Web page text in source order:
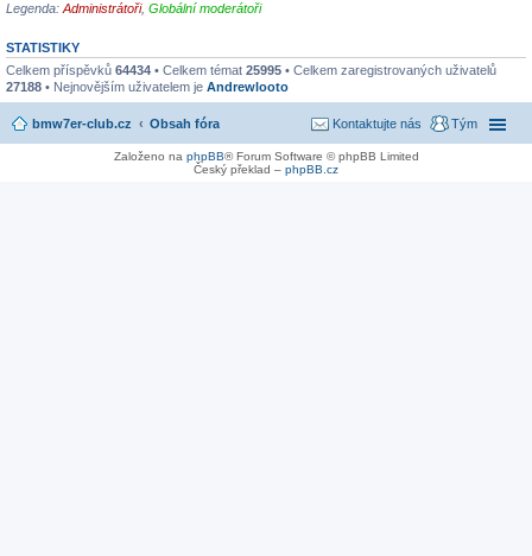
Legenda: Administrátoři, Globální moderátoři
STATISTIKY
Celkem příspěvků 64434 • Celkem témat 25995 • Celkem zaregistrovaných uživatelů
27188 • Nejnovějším uživatelem je Andrewlooto
bmw7er-club.cz Obsah fóra Tým
Kontaktujte nás
Založeno na phpBB® Forum Software © phpBB Limited
Český překlad – phpBB.cz